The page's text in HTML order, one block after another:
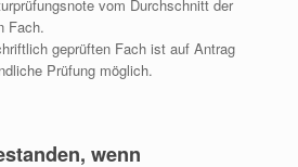
vom Durchschnitt der
Fach.
geprüften Fach ist auf Antrag
Prüfung möglich.
wenn